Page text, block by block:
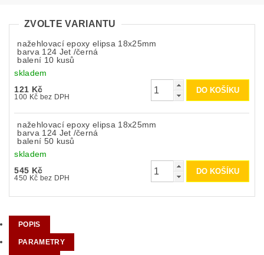
ZVOLTE VARIANTU
nažehlovací epoxy elipsa 18x25mm
barva 124 Jet /černá
balení 10 kusů
skladem
121 Kč
100 Kč bez DPH
nažehlovací epoxy elipsa 18x25mm
barva 124 Jet /černá
balení 50 kusů
skladem
545 Kč
450 Kč bez DPH
POPIS
PARAMETRY